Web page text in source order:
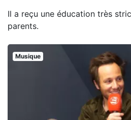
Il a reçu une éducation très
parents.
Musique